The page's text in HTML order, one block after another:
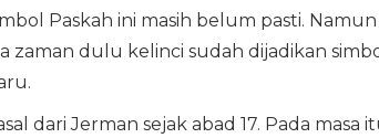
Paskah ini masih belum pasti.
zaman dulu kelinci sudah dijadikan
dari Jerman sejak abad 17. Pada masa